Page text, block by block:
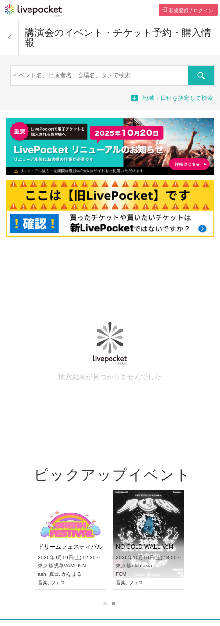
新規登録 / ログイン
講演会のイベント・チケット予約・購入情
報
検索
地域・日程を指定して検索
検索結果が見つかりませんでした
ピックアップイベント
ドリームフェスティバル
2026年9月19日(土) 12:30～
東京都 浅草VAMPKIN
ash
真田 ,かなまる
音楽
フェス
NO COLD WALL Vol4
2026年10月10日(土) 13:00～
東京都 club asia
FCM
音楽
フェス